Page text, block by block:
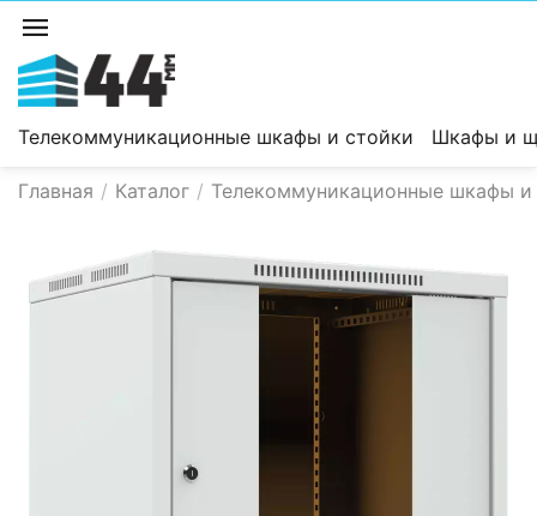
Телекоммуникационные шкафы и стойки Шкафы и
Главная / Каталог / Телекоммуникационные шкафы и